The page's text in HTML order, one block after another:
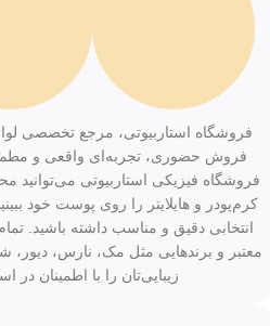
فروشگاه استاربیوتی، مرجع تخصصی
فروش حضوری، تجربه‌ای واقعی و
فروشگاه فیزیکی استاربیوتی می‌توانید
کرم‌پودر و هایلایتر را روی پوست خود
معتبر و برندهایی مثل مک، نارس،
زیبایی‌تان را با اطمینان در